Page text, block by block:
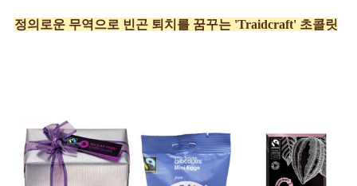
정의로운 무역으로 빈곤 퇴치를 꿈꾸는 'Traidcraft' 초콜릿